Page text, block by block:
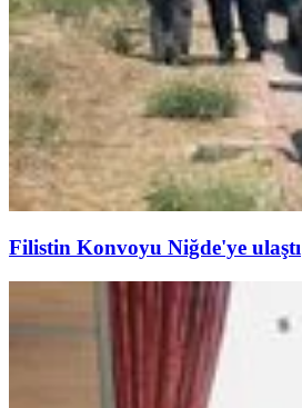
Filistin Konvoyu Niğde'ye ulaştı